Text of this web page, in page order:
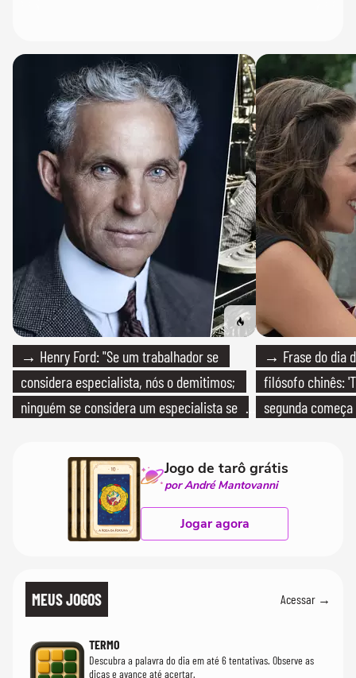
→ Henry Ford: "Se um trabalhador se
considera especialista, nós o demitimos;
ninguém se considera um especialista se
→ Frase do dia
filósofo chinês:
segunda
Jogo de tarô grátis
por André Mantovanni
Jogar agora
MEUS JOGOS Acessar →
TERMO
Descubra a palavra do dia em até 6 tentativas. Observe as
dicas e avance até acertar.